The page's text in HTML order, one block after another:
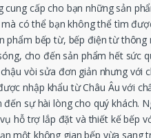
cung cấp cho bạn những sản
có thể bạn không thể tìm
phẩm bếp từ, bếp điện từ thông
cho đến sản phẩm hết sức
vòi sửa đơn giản nhưng với
nhập khẩu từ Châu Âu với
đến sự hài lòng cho quý khách.
hỗ trợ lắp đặt và thiết kế bếp
một không gian bếp vừa sang